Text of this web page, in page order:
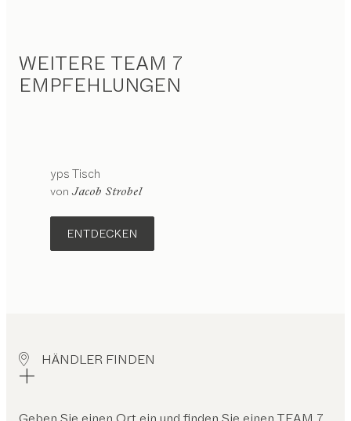
WEITERE TEAM 7
EMPFEHLUNGEN
ypsTisch
von Jacob Strobel
ENTDECKEN
HÄNDLER FINDEN